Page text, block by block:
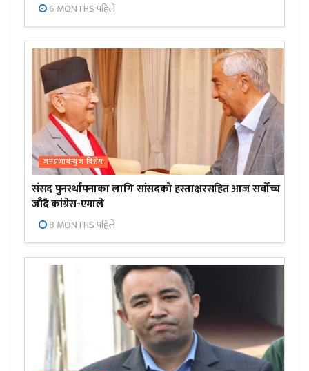
6 MONTHS पहिले
जनप्रभाबन्युज विशेष
संसद पुनर्स्थापनाका लागि सांसदको हस्ताक्षरसहित आज सर्वोच्च
जाँदै कांग्रेस-एमाले
8 MONTHS पहिले